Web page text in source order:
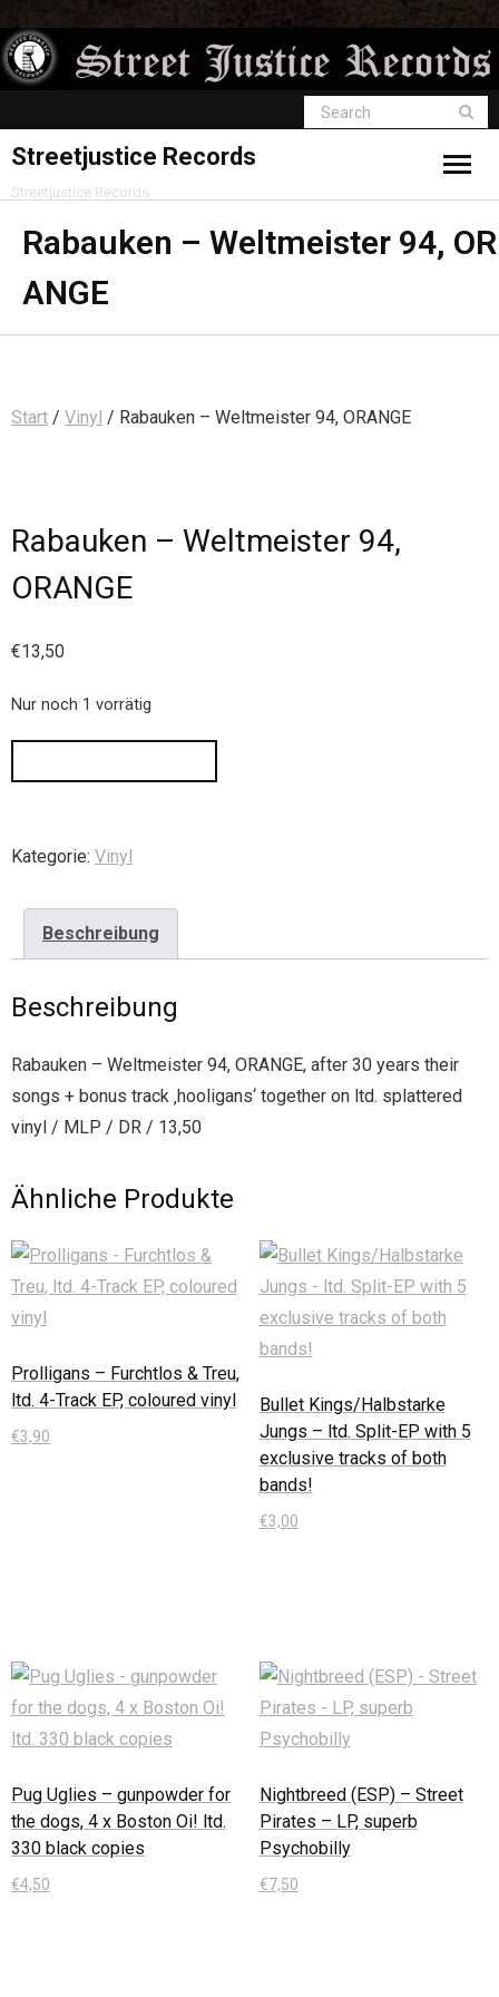
Streetjustice Records
Streetjustice Records
Rabauken – Weltmeister 94, OR
ANGE
Start / Vinyl / Rabauken – Weltmeister 94, ORANGE
Rabauken – Weltmeister 94,
ORANGE
€13,50
Nur noch 1 vorrätig
Kategorie: Vinyl
Beschreibung
Beschreibung
Rabauken – Weltmeister 94, ORANGE, after 30 years their
songs + bonus track ‚hooligans‘ together on ltd. splattered
vinyl / MLP / DR / 13,50
Ähnliche Produkte
Prolligans – Furchtlos & Treu,
ltd. 4-Track EP, coloured vinyl
€3,90
Bullet Kings/Halbstarke
Jungs – ltd. Split-EP with 5
exclusive tracks of both
bands!
€3,00
Pug Uglies – gunpowder for
the dogs, 4 x Boston Oi! ltd.
330 black copies
€4,50
Nightbreed (ESP) – Street
Pirates – LP, superb
Psychobilly
€7,50